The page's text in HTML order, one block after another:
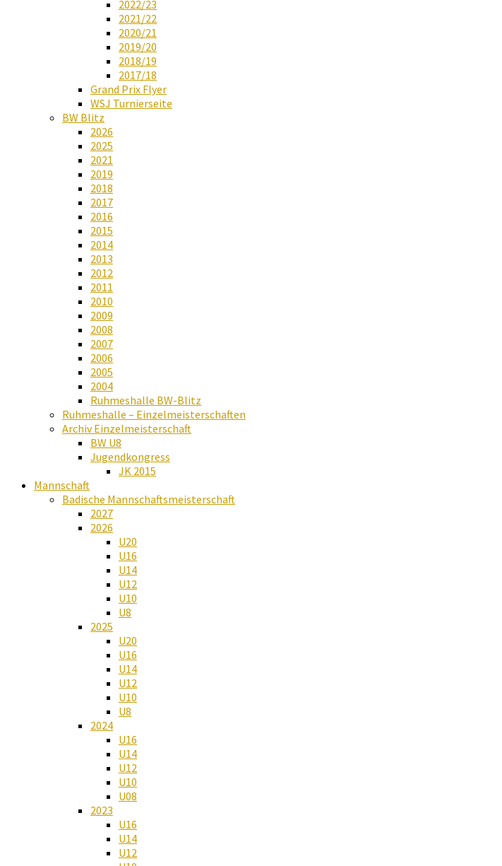
2022/23
2021/22
2020/21
2019/20
2018/19
2017/18
Grand Prix Flyer
WSJ Turnierseite
BW Blitz
2026
2025
2021
2019
2018
2017
2016
2015
2014
2013
2012
2011
2010
2009
2008
2007
2006
2005
2004
Ruhmeshalle BW-Blitz
Ruhmeshalle – Einzelmeisterschaften
Archiv Einzelmeisterschaft
BW U8
Jugendkongress
JK 2015
Mannschaft
Badische Mannschaftsmeisterschaft
2027
2026
U20
U16
U14
U12
U10
U8
2025
U20
U16
U14
U12
U10
U8
2024
U16
U14
U12
U10
U08
2023
U16
U14
U12